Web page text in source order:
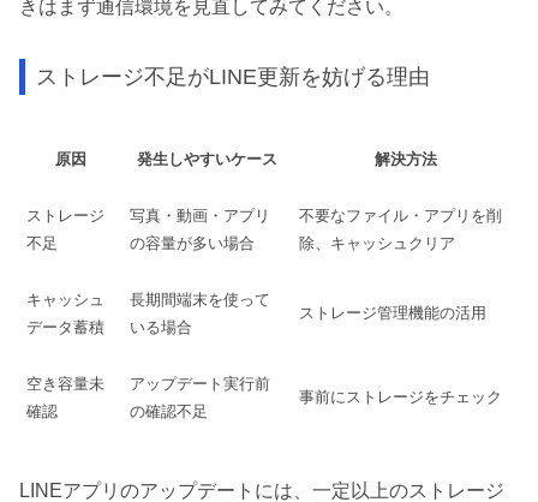
きはまず通信環境を見直してみてください。
ストレージ不足がLINE更新を妨げる理由
原因 発生しやすいケース 解決方法
ストレージ
不足
写真・動画・アプリ
の容量が多い場合
不要なファイル・アプリを削
除、キャッシュクリア
キャッシュ
データ蓄積
長期間端末を使って
いる場合
ストレージ管理機能の活用
空き容量未
確認
アップデート実行前
の確認不足
事前にストレージをチェック
LINEアプリのアップデートには、一定以上のストレージ